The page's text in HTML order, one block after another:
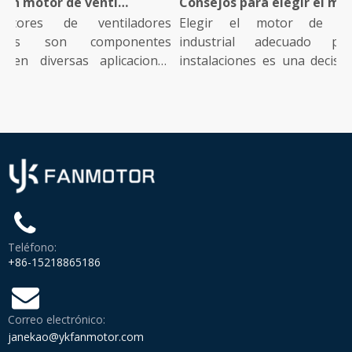
de ventiladores
son componentes
diversas aplicaciones
Elegir el motor de
industrial adecuado
instalaciones es una decisión
Teléfono:
+86-15218865186
Correo electrónico:
janekao@ykfanmotor.com